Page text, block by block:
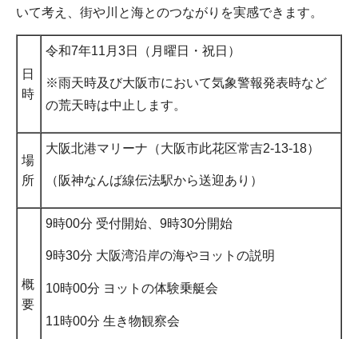
いて考え、街や川と海とのつながりを実感できます。
日
時
令和7年11月3日（月曜日・祝日）
※雨天時及び大阪市において気象警報発表時など
の荒天時は中止します。
場
所
大阪北港マリーナ（大阪市此花区常吉2-13-18）
（阪神なんば線伝法駅から送迎あり）
概
要
9時00分 受付開始、9時30分開始
9時30分 大阪湾沿岸の海やヨットの説明
10時00分 ヨットの体験乗艇会
11時00分 生き物観察会